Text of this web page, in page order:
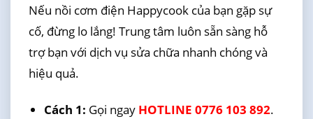
Nếu nồi cơm điện Happycook của bạn gặp sự
cố, đừng lo lắng! Trung tâm luôn sẵn sàng hỗ
trợ bạn với dịch vụ sửa chữa nhanh chóng và
hiệu quả.
Cách 1: Gọi ngay HOTLINE 0776 103 892.